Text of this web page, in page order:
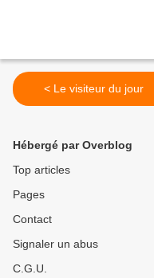
< Le visiteur du jour
Hébergé par Overblog
Top articles
Pages
Contact
Signaler un abus
C.G.U.